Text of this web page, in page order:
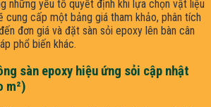
những yếu tố quyết định khi lựa chọn vật liệu
cung cấp một bảng giá tham khảo, phân tích
đơn giá và đặt sàn sỏi epoxy lên bàn cân
phổ biến khác.
sàn epoxy hiệu ứng sỏi cập nhật
m²)